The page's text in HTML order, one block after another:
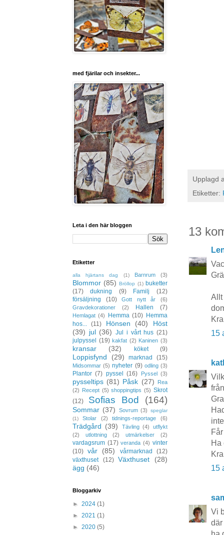
Upplagd
Etiketter:
13
Allt
15
Ha
15
Vi
där
med fjärilar och insekter...
Leta i den här bloggen
Etiketter
alla hjärtans dag (1) Barnrum (3)
Blommor (85) Bröllop (1) buketter
(17)
dukning (9) Familj
(12)
försäljning
(10) Gott nytt år
(6)
Gravdekorationer
(2) Hallen (7)
Hemlagat (4) Hemma (10) Hemma
hos...
(11) Hönsen (40)
Höst
(39) jul (36) Jul i vårt hus (21)
julpyssel
(19) kakfat (2) Kaninen (3)
kransar (32) köket (9)
Loppisfynd (29) marknad (15)
Midsommar (5) nyheter (9) odling (3)
Plantor (7) pyssel (16) Pyssel (3)
pysseltips (81) Påsk (27)
Rea
(2) Recept (5) shoppingtips (5) Skrot
(12)
Sofias Bod (164)
Sommar (37) Sovrum (3)
speglar
(1)
Stolar (2) tidnings-reportage (6)
Trädgård (39) Tävling (4)
utflykt
(2)
utlottning (2) utmärkelser (2)
vardagsrum (17) veranda (4) vinter
(10) vår (85) vårmarknad
(12)
växthuset
(12) Växthuset
(28)
ägg (46)
Bloggarkiv
► 2024 (1)
► 2021 (1)
► 2020 (5)